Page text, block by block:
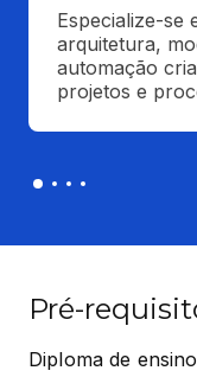
Especialize-se
arquitetura,
automação
projetos e
Pré-
Diploma de